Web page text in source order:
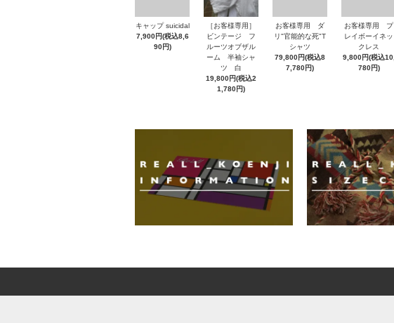
キャップ suicidal
7,900円(税込8,6
90円)
［お客様専用］
ビンテージ フ
ルーツオブザル
ーム 半袖シャ
ツ 白
19,800円(税込2
1,780円)
お客様専用 ダ
リ"官能的な死"T
シャツ
79,800円(税込8
7,780円)
お客様専用 プ
レイボーイネッ
クレス
9,800円(税込10,
780円)